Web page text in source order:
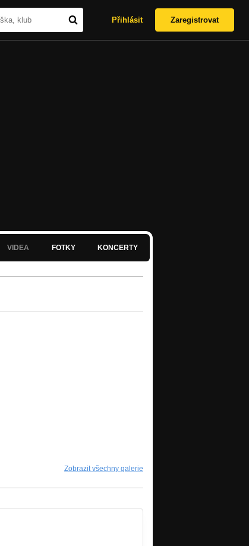
Přihlásit Zaregistrovat
VIDEA FOTKY KONCERTY
Zobrazit všechny galerie